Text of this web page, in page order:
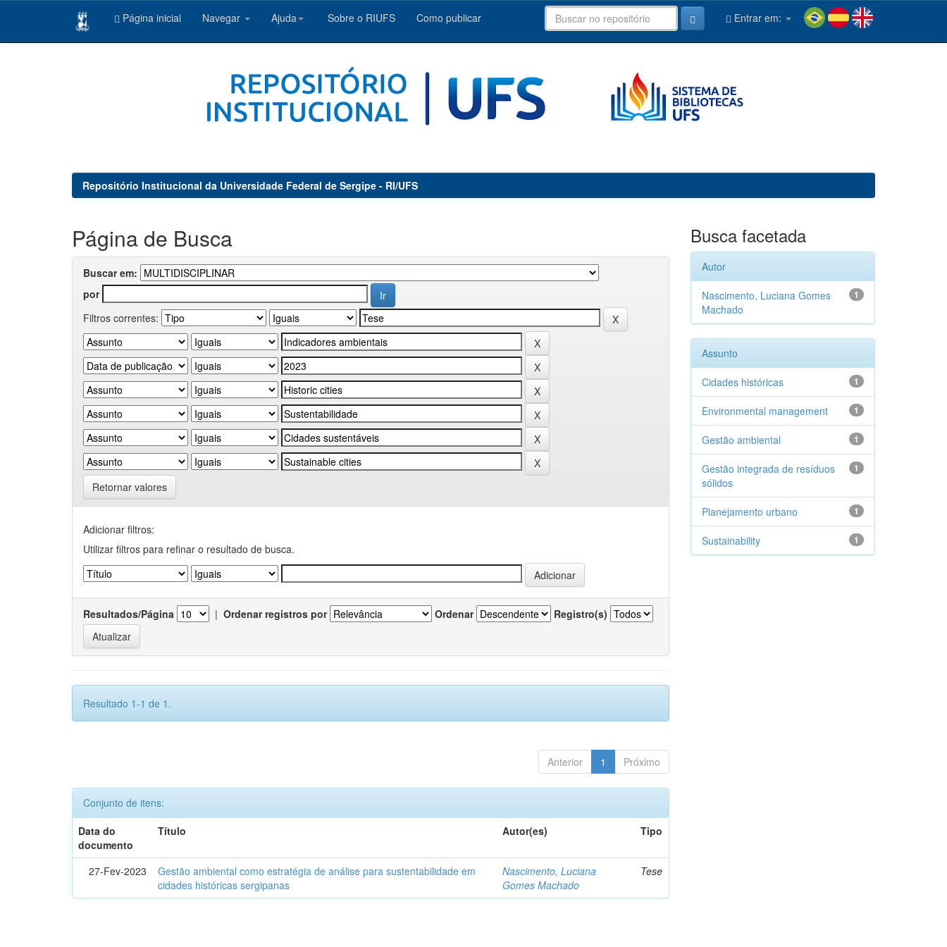
Página inicial Navegar Ajuda Sobre o RIUFS Como publicar Entrar em:
Repositório Institucional da Universidade Federal de Sergipe - RI/UFS
Página de Busca
Buscar em:
por
Filtros correntes:
Retornar valores
Adicionar filtros:
Utilizar filtros para refinar o resultado de busca.
Resultados/Página | Ordenar registros por Ordenar Registro(s)
Resultado 1-1 de 1.
Anterior 1 Próximo
Conjunto de itens:
Data do
documento
Título Autor(es) Tipo
27-Fev-2023
Gestão ambiental como estratégia de análise para sustentabilidade em
cidades históricas sergipanas
Nascimento, Luciana
Gomes Machado
Tese
Busca facetada
Autor
1
Nascimento, Luciana Gomes
Machado
Assunto
1
Cidades históricas
1
Environmental management
1
Gestão ambiental
1
Gestão integrada de resíduos
sólidos
1
Planejamento urbano
1
Sustainability